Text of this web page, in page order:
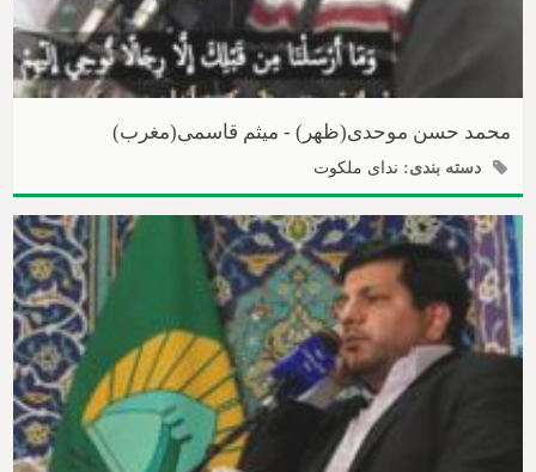
محمد حسن موحدی(ظهر) - میثم قاسمی(مغرب)
دسته بندی: ندای ملکوت